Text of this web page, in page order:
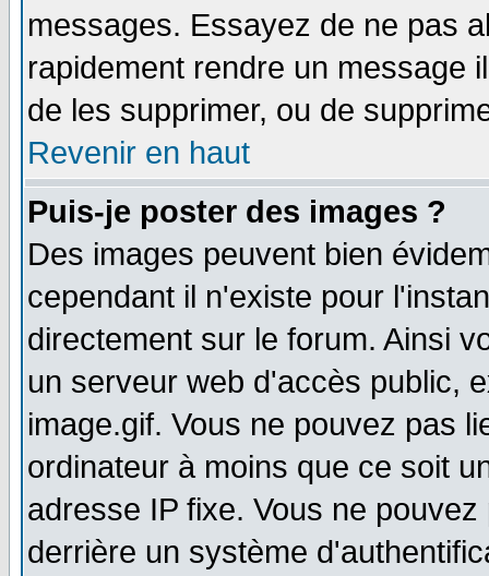
messages. Essayez de ne pas
rapidement rendre un message
de les supprimer, ou de
Revenir en haut
Puis-je poster des images ?
Des images peuvent bien
cependant il n'existe pour
directement sur le forum. Ainsi
un serveur web d'accès public,
image.gif. Vous ne pouvez pas
ordinateur à moins que ce soit
adresse IP fixe. Vous ne
derrière un système